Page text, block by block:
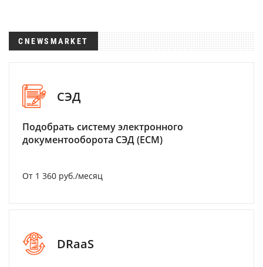
CNEWSMARKET
СЭД
Подобрать систему электронного
документооборота СЭД (ECM)
От 1 360 руб./месяц
DRaaS